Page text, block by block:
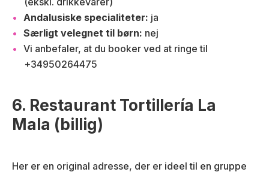
Andalusiske specialiteter: ja
Særligt velegnet til børn: nej
Vi anbefaler, at du booker ved at ringe til
+34950264475
6. Restaurant Tortillería La
Mala (billig)
Her er en original adresse, der er ideel til en gruppe